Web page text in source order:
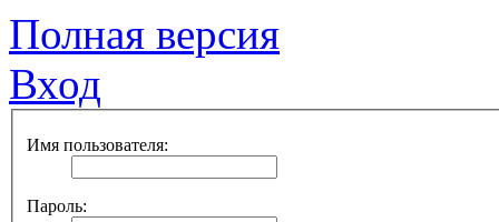
Полная версия
Вход
Имя пользователя:
Пароль: